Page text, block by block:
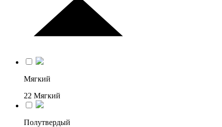
Мягкий
22 Мягкий
Полутвердый